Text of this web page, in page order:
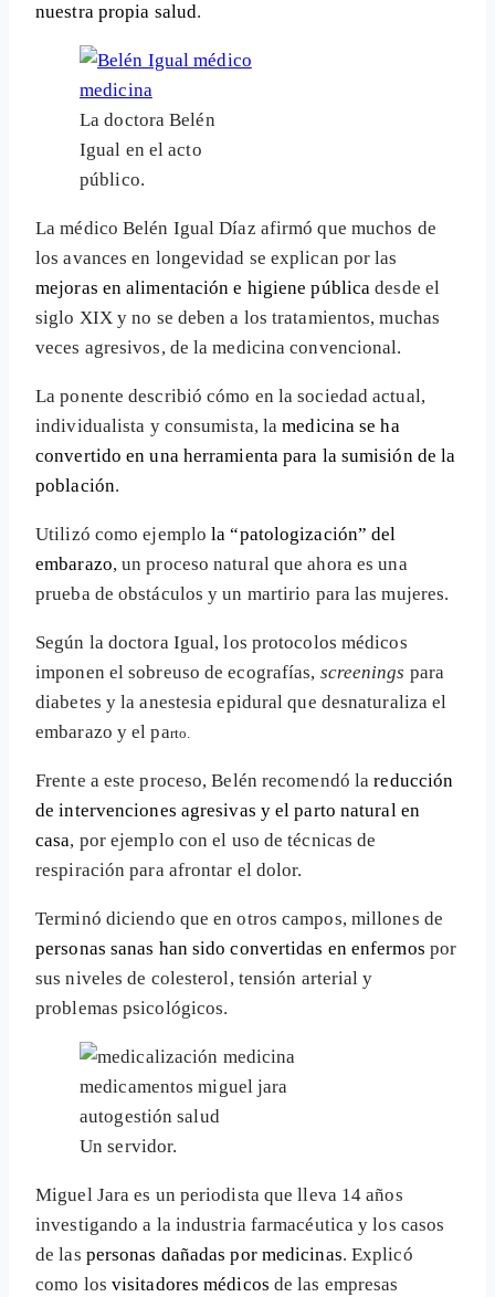
nuestra propia salud.
La doctora Belén
Igual en el acto
público.
La médico Belén Igual Díaz afirmó que muchos de
los avances en longevidad se explican por las
mejoras en alimentación e higiene pública desde el
siglo XIX y no se deben a los tratamientos, muchas
veces agresivos, de la medicina convencional.
La ponente describió cómo en la sociedad actual,
individualista y consumista, lamedicina se ha
convertido en una herramienta para la sumisión de la
población.
Utilizó como ejemplola “patologización” del
embarazo, un proceso natural que ahora es una
prueba de obstáculos y un martirio para las mujeres.
Según la doctora Igual, los protocolos médicos
imponen el sobreuso de ecografías, screenings para
diabetes y la anestesia epidural que desnaturaliza el
embarazo y el parto.
Frente a este proceso, Belén recomendó lareducción
de intervenciones agresivas y el parto natural en
casa, por ejemplo con el uso de técnicas de
respiración para afrontar el dolor.
Terminó diciendo que en otros campos, millones de
personas sanas han sido convertidas en enfermos por
sus niveles de colesterol, tensión arterial y
problemas psicológicos.
Un servidor.
Miguel Jara es un periodista que lleva 14 años
investigando a la industria farmacéutica y los casos
de las personas dañadas por medicinas. Explicó
como los visitadores médicos de las empresas